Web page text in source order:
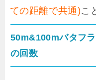
ての距離で共通)こ
50m&100mバタフ
の回数